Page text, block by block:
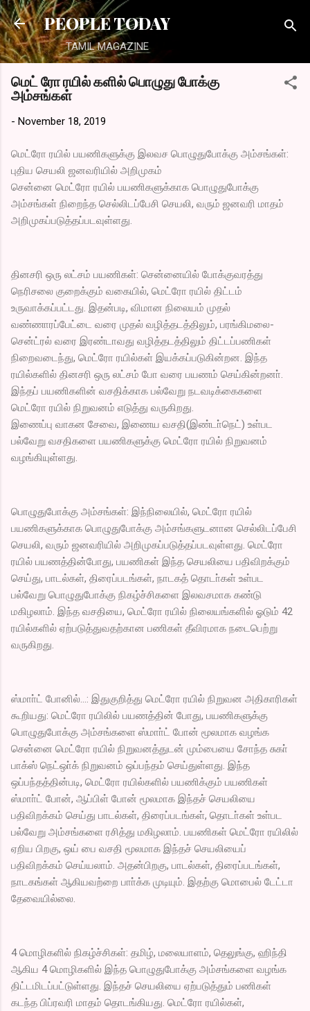
Skip to main content
PEOPLE TODAY
TAMIL MAGAZINE
மெட் ரோ ரயில் களில் பொழுது போக்கு
அம்சங்கள்
- November 18, 2019
மெட்ரோ ரயில் பயணிகளுக்கு இலவச பொழுதுபோக்கு அம்சங்கள்:
புதிய செயலி ஜனவரியில் அறிமுகம்
சென்னை மெட்ரோ ரயில் பயணிகளுக்காக பொழுதுபோக்கு
அம்சங்கள் நிறைந்த செல்லிடப்பேசி செயலி, வரும் ஜனவரி மாதம்
அறிமுகப்படுத்தப்படவுள்ளது.
தினசரி ஒரு லட்சம் பயணிகள்: சென்னையில் போக்குவரத்து
நெரிசலை குறைக்கும் வகையில், மெட்ரோ ரயில் திட்டம்
உருவாக்கப்பட்டது. இதன்படி, விமான நிலையம் முதல்
வண்ணாரப்பேட்டை வரை முதல் வழித்தடத்திலும், பரங்கிமலை-
சென்ட்ரல் வரை இரண்டாவது வழித்தடத்திலும் திட்டப்பணிகள்
நிறைவடைந்து, மெட்ரோ ரயில்கள் இயக்கப்படுகின்றன. இந்த
ரயில்களில் தினசரி ஒரு லட்சம் போ வரை பயணம் செய்கின்றனா்.
இந்தப் பயணிகளின் வசதிக்காக பல்வேறு நடவடிக்கைகளை
மெட்ரோ ரயில் நிறுவனம் எடுத்து வருகிறது.
இணைப்பு வாகன சேவை, இணைய வசதி(இண்டா்நெட்) உள்பட
பல்வேறு வசதிகளை பயணிகளுக்கு மெட்ரோ ரயில் நிறுவனம்
வழங்கியுள்ளது.
பொழுதுபோக்கு அம்சங்கள்: இந்நிலையில், மெட்ரோ ரயில்
பயணிகளுக்காக பொழுதுபோக்கு அம்சங்களுடனான செல்லிடப்பேசி
செயலி, வரும் ஜனவரியில் அறிமுகப்படுத்தப்படவுள்ளது. மெட்ரோ
ரயில் பயணத்தின்போது, பயணிகள் இந்த செயலியை பதிவிறக்கும்
செய்து, பாடல்கள், திரைப்படங்கள், நாடகத் தொடா்கள் உள்பட
பல்வேறு பொழுதுபோக்கு நிகழ்ச்சிகளை இலவசமாக கண்டு
மகிழலாம். இந்த வசதியை, மெட்ரோ ரயில் நிலையங்களில் ஓடும் 42
ரயில்களில் ஏற்படுத்துவதற்கான பணிகள் தீவிரமாக நடைபெற்று
வருகிறது.
ஸ்மாா்ட் போனில்...: இதுகுறித்து மெட்ரோ ரயில் நிறுவன அதிகாரிகள்
கூறியது: மெட்ரோ ரயிலில் பயணத்தின் போது, பயணிகளுக்கு
பொழுதுபோக்கு அம்சங்களை ஸ்மாா்ட் போன் மூலமாக வழங்க
சென்னை மெட்ரோ ரயில் நிறுவனத்துடன் மும்பையை சோந்த சுகா்
பாக்ஸ் நெட்ஒா்க் நிறுவனம் ஒப்பந்தம் செய்துள்ளது. இந்த
ஒப்பந்தத்தின்படி, மெட்ரோ ரயில்களில் பயணிக்கும் பயணிகள்
ஸ்மாா்ட் போன், ஆப்பிள் போன் மூலமாக இந்தச் செயலியை
பதிவிறக்கம் செய்து பாடல்கள், திரைப்படங்கள், தொடா்கள் உள்பட
பல்வேறு அம்சங்களை ரசித்து மகிழலாம். பயணிகள் மெட்ரோ ரயிலில்
ஏறிய பிறகு, ஒய் பை வசதி மூலமாக இந்தச் செயலியைப்
பதிவிறக்கம் செய்யலாம். அதன்பிறகு, பாடல்கள், திரைப்படங்கள்,
நாடகங்கள் ஆகியவற்றை பாா்க்க முடியும். இதற்கு மொபைல் டேட்டா
தேவையில்லை.
4 மொழிகளில் நிகழ்ச்சிகள்: தமிழ், மலையாளம், தெலுங்கு, ஹிந்தி
ஆகிய 4 மொழிகளில் இந்த பொழுதுபோக்கு அம்சங்களை வழங்க
திட்டமிடப்பட்டுள்ளது. இந்தச் செயலியை ஏற்படுத்தும் பணிகள்
கடந்த பிப்ரவரி மாதம் தொடங்கியது. மெட்ரோ ரயில்கள்,